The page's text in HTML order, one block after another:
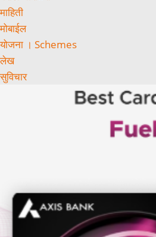
माहिती
मोबाईल
योजना । Schemes
लेख
सुविचार